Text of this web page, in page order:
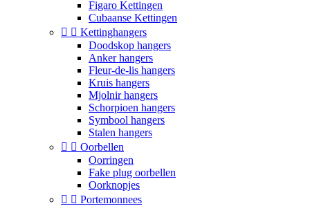
Figaro Kettingen
Cubaanse Kettingen
  Kettinghangers
Doodskop hangers
Anker hangers
Fleur-de-lis hangers
Kruis hangers
Mjolnir hangers
Schorpioen hangers
Symbool hangers
Stalen hangers
  Oorbellen
Oorringen
Fake plug oorbellen
Oorknopjes
  Portemonnees